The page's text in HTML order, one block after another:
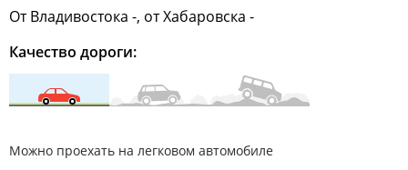
От Владивостока -, от Хабаровска -
Качество дороги:
Можно проехать на легковом автомобиле